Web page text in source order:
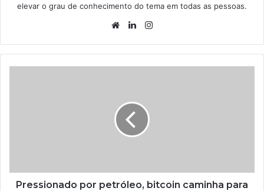
elevar o grau de conhecimento do tema em todas as pessoas.
WebsiteLinkedin
Pressionado por petróleo, bitcoin caminha para